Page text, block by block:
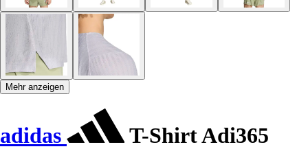
Mehr anzeigen
adidas T-Shirt Adi365